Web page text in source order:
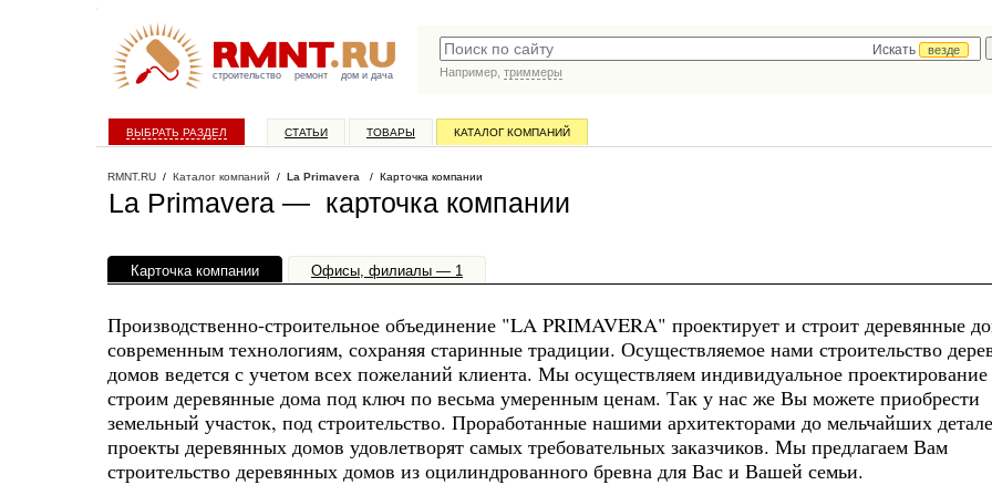
строительство ремонт дом и дача
Искать
везде
Например, триммеры
ВЫБРАТЬ РАЗДЕЛ СТАТЬИ ТОВАРЫ КАТАЛОГ КОМПАНИЙ
RMNT.RU / Каталог компаний / La Primavera / Карточка компании
La Primavera — карточка компании
Карточка компании Офисы, филиалы — 1
Производственно-строительное объединение "LA PRIMAVERA" проектирует и строит деревянные
современным технологиям, сохраняя старинные традиции. Осуществляемое нами строительство
домов ведется с учетом всех пожеланий клиента. Мы осуществляем индивидуальное
строим деревянные дома под ключ по весьма умеренным ценам. Так у нас же Вы можете приобрести
земельный участок, под строительство. Проработанные нашими архитекторами до мельчайших
проекты деревянных домов удовлетворят самых требовательных заказчиков. Мы предлагаем Вам
строительство деревянных домов из оцилиндрованного бревна для Вас и Вашей семьи.